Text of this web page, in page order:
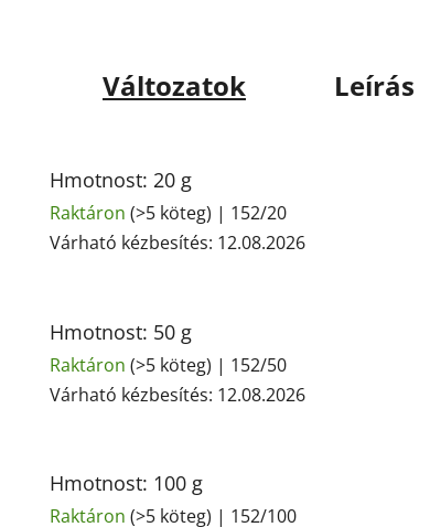
Változatok Leírás
Hmotnost: 20 g
Raktáron (>5 köteg) | 152/20
Várható kézbesítés: 12.08.2026
Hmotnost: 50 g
Raktáron (>5 köteg) | 152/50
Várható kézbesítés: 12.08.2026
Hmotnost: 100 g
Raktáron (>5 köteg) | 152/100